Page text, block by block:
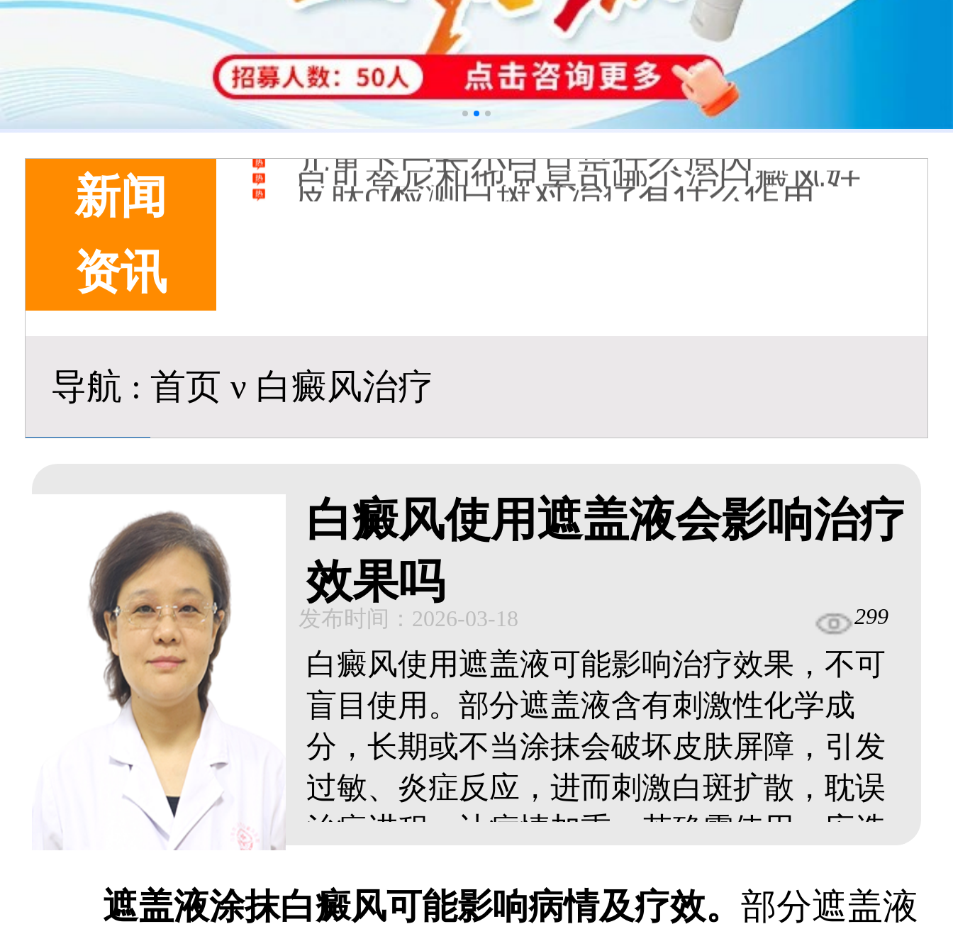
新闻
资讯
补骨脂泡酒真能治白癜风吗 有没有副作用
伍德灯下白斑比肉眼看到的更大正常吗
儿童下巴长小白点是什么原因
芦可替尼和他克莫司哪个治白癜风好
皮肤ct检测白斑对治疗有什么作用
白斑摸着光滑边界清晰有可能是哪种皮肤病
白癜风长期用激素药膏会有副作用吗
伍德灯结果显示亮白色荧光代表什么意思
导航 : 首页 ν 白癜风治疗
白癜风使用遮盖液会影响治疗
效果吗
发布时间：2026-03-18 299
白癜风使用遮盖液可能影响治疗效果，不可
盲目使用。部分遮盖液含有刺激性化学成
分，长期或不当涂抹会破坏皮肤屏障，引发
过敏、炎症反应，进而刺激白斑扩散，耽误
治疗进程，让病情加重。若确需使用，应选
医生。治疗白癜风仍需依靠科学的方式，在
遮盖液涂抹白癜风可能影响病情及疗效。 部分遮盖液